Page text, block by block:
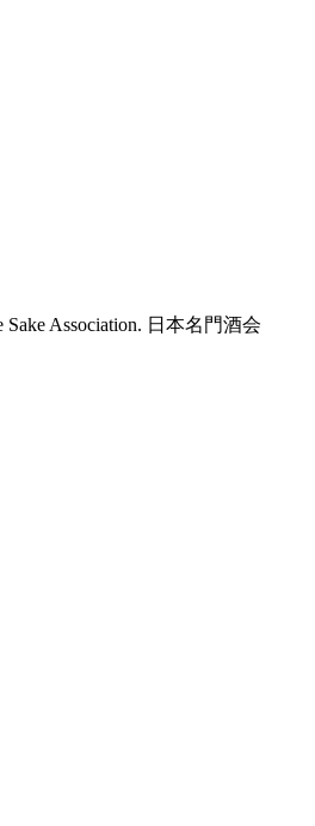
Sake Association. 日本名門酒会